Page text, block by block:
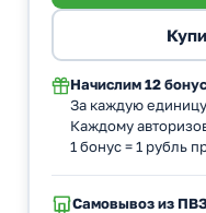
Начислим 12
За каждую
Каждому
1 бонус = 1 рубль
Самовывоз из